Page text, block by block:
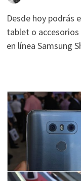
Desde hoy podrás
tablet o
en línea Samsung